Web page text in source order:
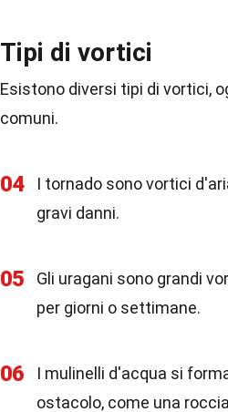
Tipi di vortici
Esistono diversi tipi di vortici,
comuni.
04
I tornado sono vortici
gravi danni.
05
Gli uragani sono grandi
per giorni o settimane.
06
I mulinelli d'acqua si
ostacolo, come una